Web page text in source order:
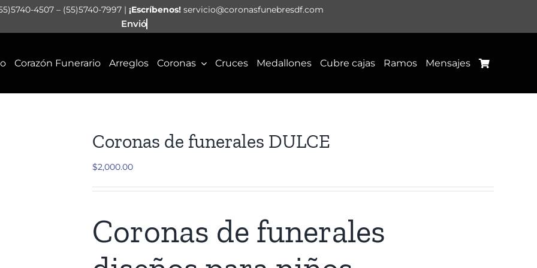
4507 – (55)5740-7997 | ¡Escríbenos!servicio@coronasfunebresdf.com
Corazón Funerario Arreglos Coronas Cruces Medallones Cubre cajas Ramos Mensajes
Coronas de funerales DULCE
$2,000.00
Coronas de funerales